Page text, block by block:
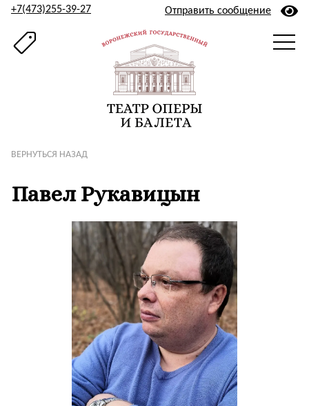
+7(473)255-39-27 Отправить сообщение
ВЕРНУТЬСЯ НАЗАД
Павел Рукавицын